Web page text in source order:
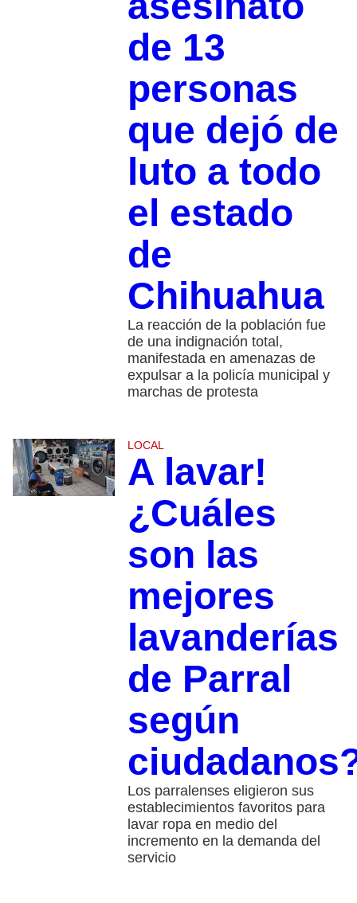
de 13
personas
que dejó de
luto a todo
el estado
de
Chihuahua
La reacción de la población fue
de una indignación total,
manifestada en amenazas de
expulsar a la policía municipal y
marchas de protesta
LOCAL
A lavar!
¿Cuáles
son las
mejores
lavanderías
de Parral
según
Los parralenses eligieron sus
establecimientos favoritos para
lavar ropa en medio del
incremento en la demanda del
servicio